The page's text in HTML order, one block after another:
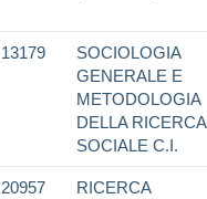
13179
SOCIOLOGIA
GENERALE E
METODOLOGIA
DELLA RICERCA
SOCIALE C.I.
20957
RICERCA